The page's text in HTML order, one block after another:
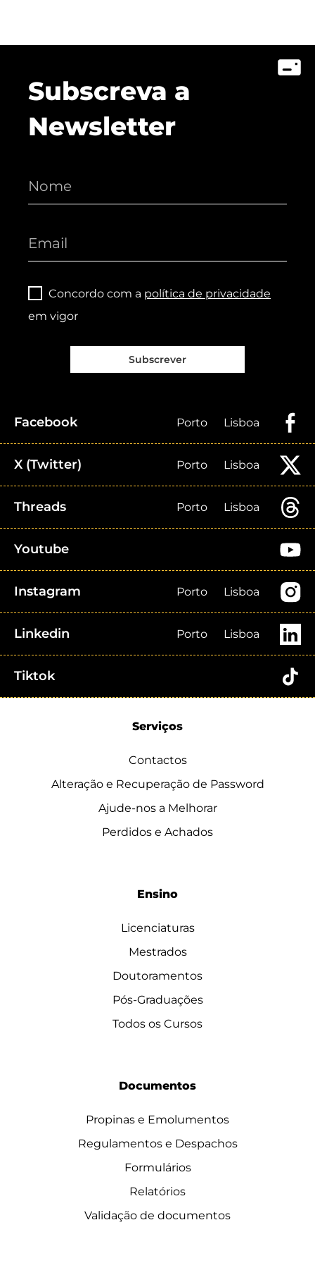
Subscreva a
Newsletter
Concordo com a política de privacidade
em vigor
Subscrever
Facebook Porto Lisboa
X (Twitter) Porto Lisboa
Threads Porto Lisboa
Youtube
Instagram Porto Lisboa
Linkedin Porto Lisboa
Tiktok
Serviços
Contactos
Alteração e Recuperação de Password
Ajude-nos a Melhorar
Perdidos e Achados
Ensino
Licenciaturas
Mestrados
Doutoramentos
Pós-Graduações
Todos os Cursos
Documentos
Propinas e Emolumentos
Regulamentos e Despachos
Formulários
Relatórios
Validação de documentos